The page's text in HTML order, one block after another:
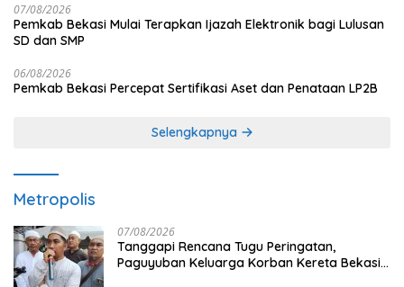
07/08/2026
Pemkab Bekasi Mulai Terapkan Ijazah Elektronik bagi Lulusan
SD dan SMP
06/08/2026
Pemkab Bekasi Percepat Sertifikasi Aset dan Penataan LP2B
Selengkapnya
Metropolis
07/08/2026
Tanggapi Rencana Tugu Peringatan,
Paguyuban Keluarga Korban Kereta Bekasi